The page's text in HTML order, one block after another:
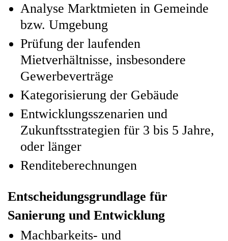
Analyse Marktmieten in Gemeinde
bzw. Umgebung
Prüfung der laufenden
Mietverhältnisse, insbesondere
Gewerbeverträge
Kategorisierung der Gebäude
Entwicklungsszenarien und
Zukunftsstrategien für 3 bis 5 Jahre,
oder länger
Renditeberechnungen
Entscheidungsgrundlage für
Sanierung und Entwicklung
Machbarkeits- und